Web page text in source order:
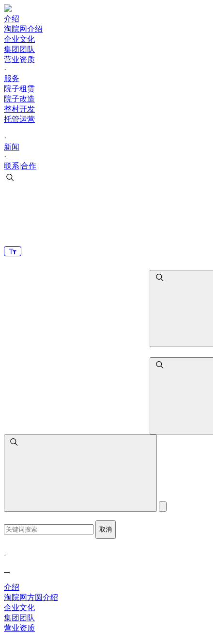
介绍
淘院网介绍
企业文化
集团团队
营业资质
·
服务
院子租赁
院子改造
整村开发
托管运营
·
新闻
·
联系|合作
取消
介绍
淘院网方圆介绍
企业文化
集团团队
营业资质